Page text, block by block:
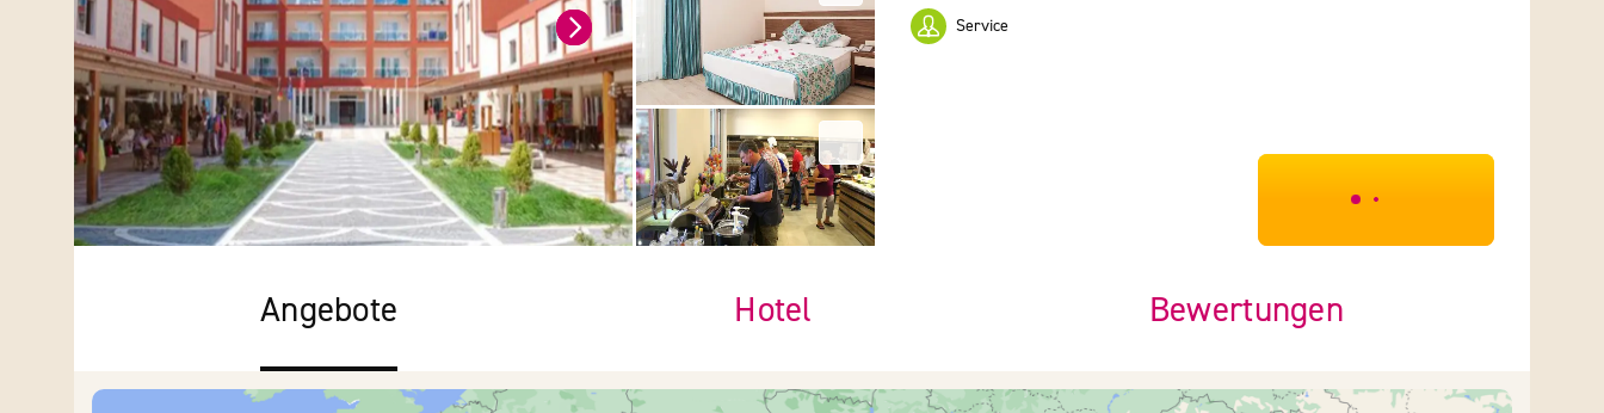
Service
***************
Angebote Hotel Bewertungen